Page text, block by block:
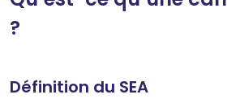
?
Définition du SEA